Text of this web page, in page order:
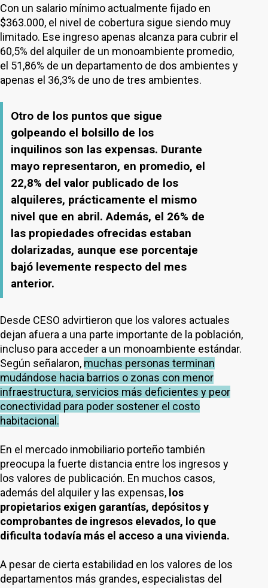
Con un salario mínimo actualmente fijado en
$363.000, el nivel de cobertura sigue siendo muy
limitado. Ese ingreso apenas alcanza para cubrir el
60,5% del alquiler de un monoambiente promedio,
el 51,86% de un departamento de dos ambientes y
apenas el 36,3% de uno de tres ambientes.
Otro de los puntos que sigue
golpeando el bolsillo de los
inquilinos son las expensas. Durante
mayo representaron, en promedio, el
22,8% del valor publicado de los
alquileres, prácticamente el mismo
nivel que en abril. Además, el 26% de
las propiedades ofrecidas estaban
dolarizadas, aunque ese porcentaje
bajó levemente respecto del mes
anterior.
Desde CESO advirtieron que los valores actuales
dejan afuera a una parte importante de la población,
incluso para acceder a un monoambiente estándar.
Según señalaron, muchas personas terminan
mudándose hacia barrios o zonas con menor
infraestructura, servicios más deficientes y peor
conectividad para poder sostener el costo
habitacional.
En el mercado inmobiliario porteño también
preocupa la fuerte distancia entre los ingresos y
los valores de publicación. En muchos casos,
además del alquiler y las expensas, los
propietarios exigen garantías, depósitos y
comprobantes de ingresos elevados, lo que
dificulta todavía más el acceso a una vivienda.
A pesar de cierta estabilidad en los valores de los
departamentos más grandes, especialistas del